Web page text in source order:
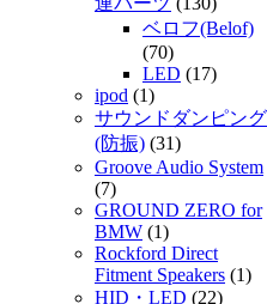
ベロフ(Belof)
(70)
LED (17)
ipod (1)
サウンドダンピング
(防振) (31)
Groove Audio System
(7)
GROUND ZERO for
BMW (1)
Rockford Direct
Fitment Speakers (1)
HID・LED (22)